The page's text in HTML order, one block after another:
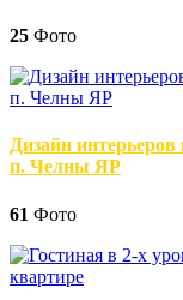
25 Фото
Дизайн интерьеров
п. Челны ЯР
61 Фото